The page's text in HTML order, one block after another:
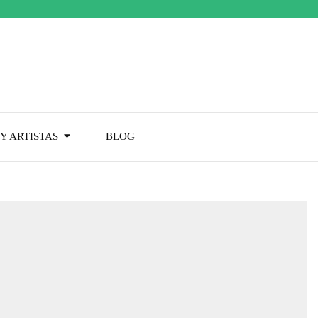
ARTISTAS BLOG